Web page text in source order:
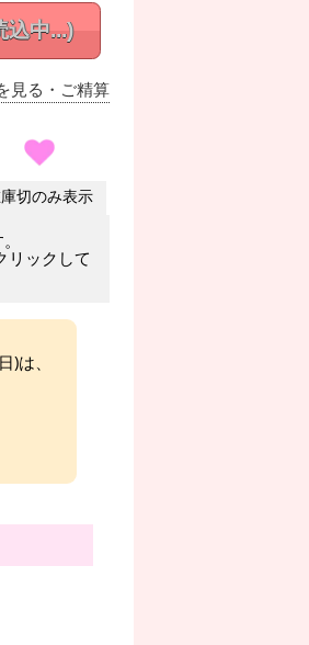
込中...)
見る ・ご精算
切のみ表示
リックして
は、